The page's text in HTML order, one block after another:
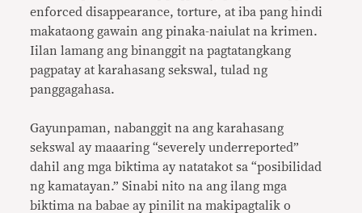
enforced disappearance, torture, at iba pang hindi
makataong gawain ang pinaka-naiulat na krimen.
Iilan lamang ang binanggit na pagtatangkang
pagpatay at karahasang sekswal, tulad ng
panggagahasa.
Gayunpaman, nabanggit na ang karahasang
sekswal ay maaaring “severely underreported”
dahil ang mga biktima ay natatakot sa “posibilidad
ng kamatayan.” Sinabi nito na ang ilang mga
biktima na babae ay pinilit na makipagtalik o